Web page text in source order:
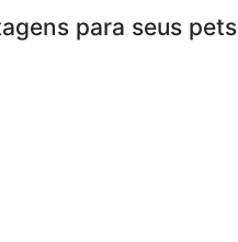
para seus pets